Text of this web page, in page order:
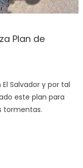
Plan de
Salvador y por tal
este plan para
tormentas.